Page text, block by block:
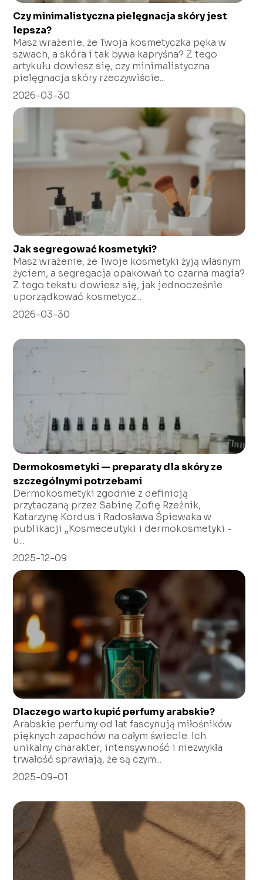
Czy minimalistyczna pielęgnacja skóry jest
lepsza?
Masz wrażenie, że Twoja kosmetyczka pęka w
szwach, a skóra i tak bywa kapryśna? Z tego
artykułu dowiesz się, czy minimalistyczna
pielęgnacja skóry rzeczywiście...
2026-03-30
Jak segregować kosmetyki?
Masz wrażenie, że Twoje kosmetyki żyją własnym
życiem, a segregacja opakowań to czarna magia?
Z tego tekstu dowiesz się, jak jednocześnie
uporządkować kosmetycz...
2026-03-30
Dermokosmetyki — preparaty dla skóry ze
szczególnymi potrzebami
Dermokosmetyki zgodnie z definicją
przytaczaną przez Sabinę Zofię Rzeźnik,
Katarzynę Kordus i Radosława Śpiewaka w
publikacji „Kosmeceutyki i dermokosmetyki -
u...
2025-12-09
Dlaczego warto kupić perfumy arabskie?
Arabskie perfumy od lat fascynują miłośników
pięknych zapachów na całym świecie. Ich
unikalny charakter, intensywność i niezwykła
trwałość sprawiają, że są czym...
2025-09-01